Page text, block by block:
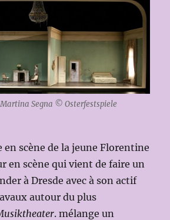
Segna © Osterfestspiele
en scène de la jeune Florentine
en scène qui vient de faire un
à Dresde avec à son actif
autour du plus
. mélange un